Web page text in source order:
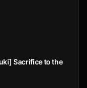
Sacrifice to the